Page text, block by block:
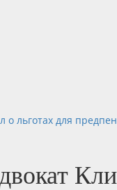
льготах для